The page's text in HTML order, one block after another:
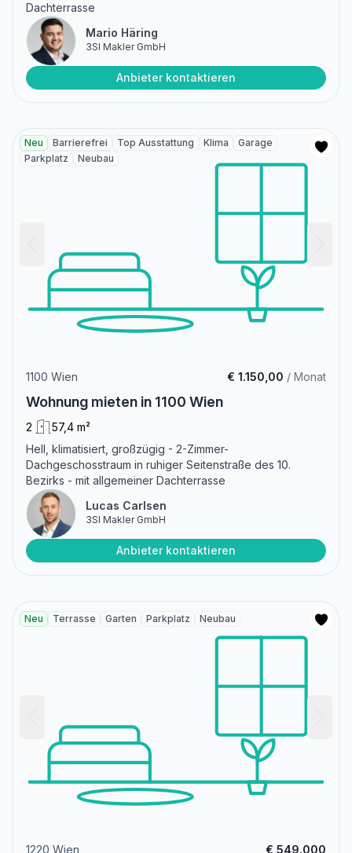
Dachterrasse
Mario Häring
3SI Makler GmbH
Anbieter kontaktieren
Neu Barrierefrei Top Ausstattung Klima
Garage
Parkplatz
Neubau
1100 Wien € 1.150,00 / Monat
Wohnung mieten in 1100 Wien
2
57,4 m²
Hell, klimatisiert, großzügig - 2-Zimmer-
Dachgeschosstraum in ruhiger Seitenstraße des 10.
Bezirks - mit allgemeiner Dachterrasse
Lucas Carlsen
3SI Makler GmbH
Anbieter kontaktieren
Neu Terrasse Garten Parkplatz Neubau
1220 Wien € 549.000